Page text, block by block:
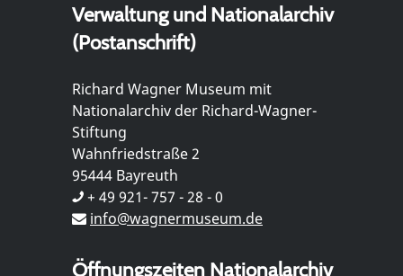
Verwaltung und Nationalarchiv
(Postanschrift)
Richard Wagner Museum mit
Nationalarchiv der Richard-Wagner-
Stiftung
Wahnfriedstraße 2
95444 Bayreuth
+ 49 921- 757 - 28 - 0
info@wagnermuseum.de
Öffnungszeiten Nationalarchiv